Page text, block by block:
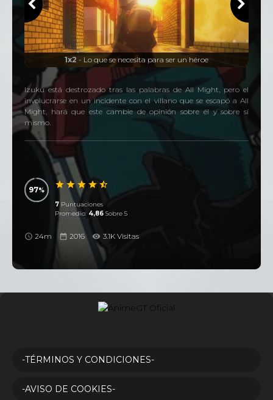
1x2 - Lo que se necesita para ser un héroe
Izuku está destrozado tras las palabras de All Might, pero el
involucrarse en un incidente con el villano que se escapó a All
Might, hará que este cambie de opinión sobre él y sobre sí
mismo.
97
7 Puntuaciones
Promedio: 4,86 Sobre 5
24m 2016 3.1K Visitas
-TÉRMINOS Y CONDICIONES-
-AVISO DE COOKIES-